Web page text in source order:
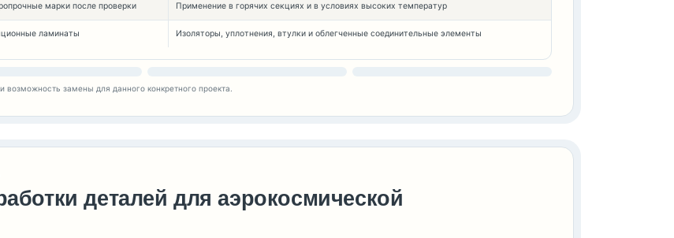
марки после проверки Применение в горячих секциях и в условиях высоких температур
ламинаты Изоляторы, уплотнения, втулки и облегченные соединительные элементы
замены для данного конкретного проекта.
деталей для аэрокосмической